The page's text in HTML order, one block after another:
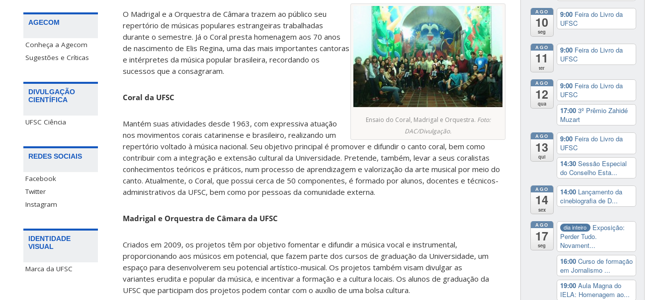
AGECOM
Conheça a Agecom
Sugestões e Críticas
DIVULGAÇÃO
CIENTÍFICA
UFSC Ciência
REDES SOCIAIS
Facebook
Twitter
Instagram
IDENTIDADE
VISUAL
Marca da UFSC
Ensaio do Coral, Madrigal e Orquestra. Foto:
DAC/Divulgação.
O Madrigal e a Orquestra de Câmara trazem ao público seu
repertório de músicas populares estrangeiras trabalhadas
durante o semestre. Já o Coral presta homenagem aos 70 anos
de nascimento de Elis Regina, uma das mais importantes cantoras
e intérpretes da música popular brasileira, recordando os
sucessos que a consagraram.
Coral da UFSC
Mantém suas atividades desde 1963, com expressiva atuação
nos movimentos corais catarinense e brasileiro, realizando um
repertório voltado à música nacional. Seu objetivo principal é promover e difundir o canto coral, bem como
contribuir com a integração e extensão cultural da Universidade. Pretende, também, levar a seus coralistas
conhecimentos teóricos e práticos, num processo de aprendizagem e valorização da arte musical por meio do
canto. Atualmente, o Coral, que possui cerca de 50 componentes, é formado por alunos, docentes e técnicos-
administrativos da UFSC, bem como por pessoas da comunidade externa.
Madrigal e Orquestra de Câmara da UFSC
Criados em 2009, os projetos têm por objetivo fomentar e difundir a música vocal e instrumental,
proporcionando aos músicos em potencial, que fazem parte dos cursos de graduação da Universidade, um
espaço para desenvolverem seu potencial artístico-musical. Os projetos também visam divulgar as
variantes erudita e popular da música, e incentivar a formação e a cultura locais. Os alunos de graduação da
UFSC que participam dos projetos podem contar com o auxílio de uma bolsa cultura.
AGO
10
seg
9:00 Feira do Livro da
UFSC
AGO
11
ter
9:00 Feira do Livro da
UFSC
AGO
12
qua
9:00 Feira do Livro da
UFSC
17:00 3º Prêmio Zahidé
Muzart
AGO
13
qui
9:00 Feira do Livro da
UFSC
14:30 Sessão Especial
do Conselho Esta...
AGO
14
sex
14:00 Lançamento da
cinebiografia de D...
AGO
17
seg
dia inteiro
Exposição:
Perder Tudo.
Novament...
16:00 Curso de formação
em Jornalismo ...
19:00 Aula Magna do
IELA: Homenagem ao...